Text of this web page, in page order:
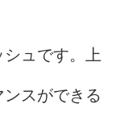
ュです。上
スができる